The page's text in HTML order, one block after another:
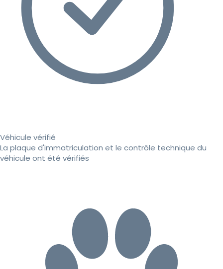
Véhicule vérifié
La plaque d'immatriculation et le contrôle technique du
véhicule ont été vérifiés